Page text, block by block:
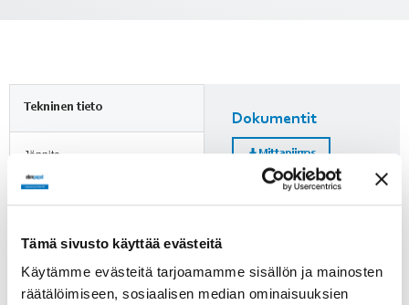
Tämä sivusto käyttää evästeitä
Käytämme evästeitä tarjoamamme sisällön ja mainosten
räätälöimiseen, sosiaalisen median ominaisuuksien
Tekninen tieto
Jännite
24 VDC
Kierrosluku
150 min-1
Dokumentit
Mittapiirros
ErP-direktiivi ei koske alle